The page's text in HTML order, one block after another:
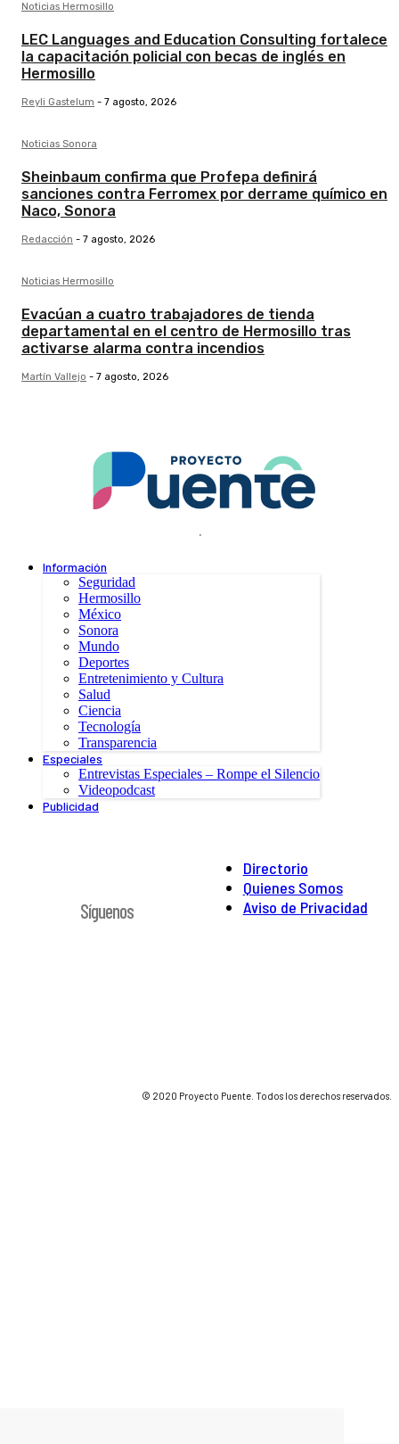
Noticias Hermosillo
LEC Languages and Education Consulting fortalece
la capacitación policial con becas de inglés en
Hermosillo
Reyli Gastelum - 7 agosto, 2026
Noticias Sonora
Sheinbaum confirma que Profepa definirá
sanciones contra Ferromex por derrame químico en
Naco, Sonora
Redacción - 7 agosto, 2026
Noticias Hermosillo
Evacúan a cuatro trabajadores de tienda
departamental en el centro de Hermosillo tras
activarse alarma contra incendios
Martín Vallejo - 7 agosto, 2026
.
Información
Seguridad
Hermosillo
México
Sonora
Mundo
Deportes
Entretenimiento y Cultura
Salud
Ciencia
Tecnología
Transparencia
Especiales
Entrevistas Especiales – Rompe el Silencio
Videopodcast
Publicidad
Directorio
Quienes Somos
Aviso de Privacidad
Síguenos
© 2020 Proyecto Puente. Todos los derechos reservados.